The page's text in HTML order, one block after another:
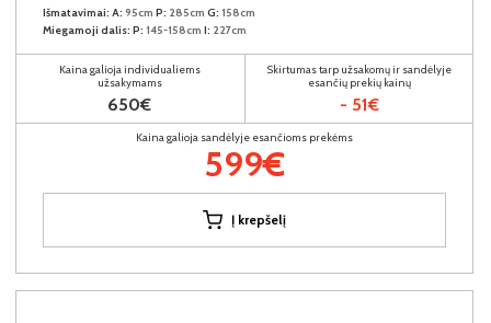
Išmatavimai: A: 95cm P: 285cm G: 158cm
Miegamoji dalis: P: 145-158cm I: 227cm
Kaina galioja individualiems
užsakymams
650€
Skirtumas tarp užsakomų ir sandėlyje
esančių prekių kainų
- 51€
Kaina galioja sandėlyje esančioms prekėms
599€
Į krepšelį